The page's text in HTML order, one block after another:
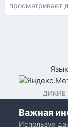
просматривает
Язык
ДИКИЕ
Важная
Используя